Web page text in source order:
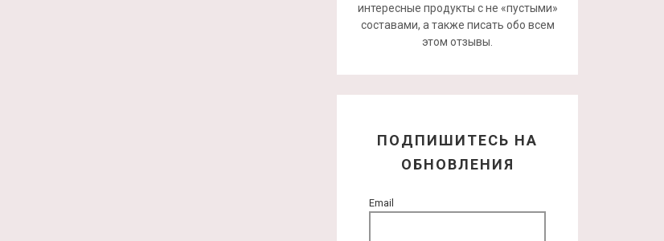
интересные продукты с не «пустыми»
составами, а также писать обо всем
этом отзывы.
ПОДПИШИТЕСЬ НА
ОБНОВЛЕНИЯ
Email